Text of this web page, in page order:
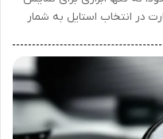
در انتخاب استایل به شمار